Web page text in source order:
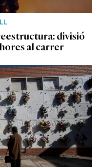
divisió
al carrer